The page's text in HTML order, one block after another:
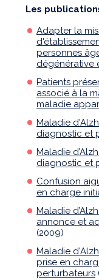
Les
Adapter la
personnes
dégénérative
Patients
associé à la
maladie
Maladie
diagnostic et
Maladie
diagnostic et
Confusion
en charge
Maladie
annonce et
(2009)
Maladie
prise en
perturbateurs